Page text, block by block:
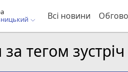
Всі новини
тегом зустріч